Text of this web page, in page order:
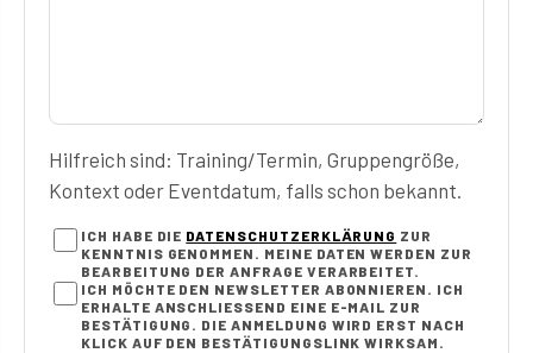
Hilfreich sind: Training/Termin, Gruppengröße,
Kontext oder Eventdatum, falls schon bekannt.
ICH HABE DIE DATENSCHUTZERKLÄRUNG ZUR
KENNTNIS GENOMMEN. MEINE DATEN WERDEN ZUR
BEARBEITUNG DER ANFRAGE VERARBEITET.
ICH MÖCHTE DEN NEWSLETTER ABONNIEREN. ICH
ERHALTE ANSCHLIESSEND EINE E-MAIL ZUR B
ESTÄTIGUNG. DIE ANMELDUNG WIRD ERST NACH K
LICK AUF DEN BESTÄTIGUNGSLINK WIRKSAM.